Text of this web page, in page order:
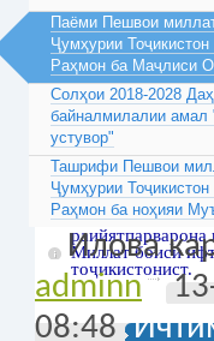
Паёми Пешвои
Ҷумҳурии
Раҳмон ба Маҷлиси
Солҳои 2018-2028
байналмилалии
устувор"
Ташрифи Пешвои
Ҷумҳурии
Раҳмон ба ноҳияи
Миллат боиси
тоҷикистонист.
Илова
adminn
08:48